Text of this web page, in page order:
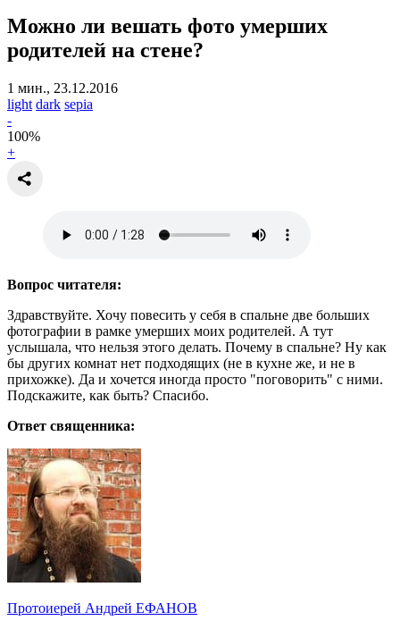
Можно ли вешать фото умерших
родителей на стене?
1 мин., 23.12.2016
light dark sepia
-
100%
+
Вопрос читателя:
Здравствуйте. Хочу повесить у себя в спальне две больших
фотографии в рамке умерших моих родителей. А тут
услышала, что нельзя этого делать. Почему в спальне? Ну как
бы других комнат нет подходящих (не в кухне же, и не в
прихожке). Да и хочется иногда просто "поговорить" с ними.
Подскажите, как быть? Спасибо.
Ответ священника:
Протоиерей Андрей ЕФАНОВ